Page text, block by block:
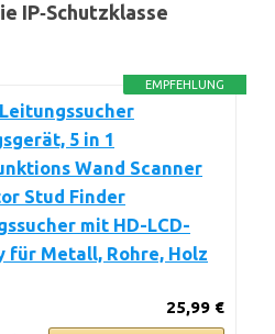
IP‑Schutzklasse
EMPFEHLUNG
5 in 1
Wand Scanner
Stud Finder
mit HD-LCD-
für Metall, Rohre, Holz
25,99 €